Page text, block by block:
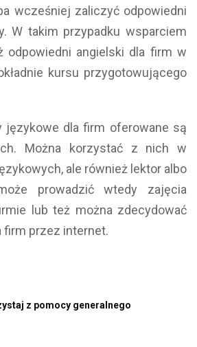
wcześniej zaliczyć odpowiedni
W takim przypadku wsparciem
odpowiedni angielski dla firm w
kursu przygotowującego
językowe dla firm oferowane są
Można korzystać z nich w
ale również lektor albo
prowadzić wtedy zajęcia
lub też można zdecydować
firm przez internet.
z pomocy generalnego